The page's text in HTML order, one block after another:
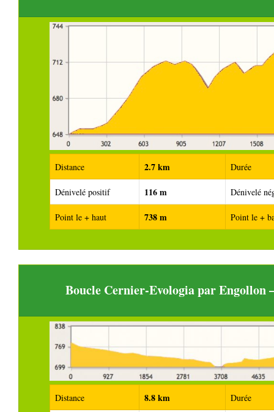
Distance 2.7 km Durée
Dénivelé positif 116 m Dénivelé
Point le + haut 738 m Point le +
Boucle Cernier-Evologia par
Distance 8.8 km Durée